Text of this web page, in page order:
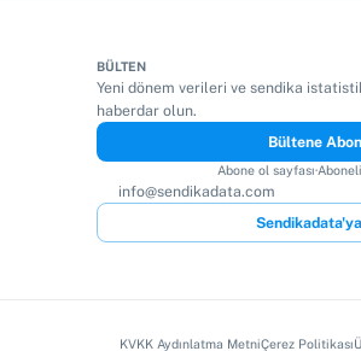
BÜLTEN
Yeni dönem verileri ve sendika
haberdar olun.
Bültene
Abone ol sayfası·
info@sendikadata.com
KVKK Aydınlatma MetniÇerez Politikası